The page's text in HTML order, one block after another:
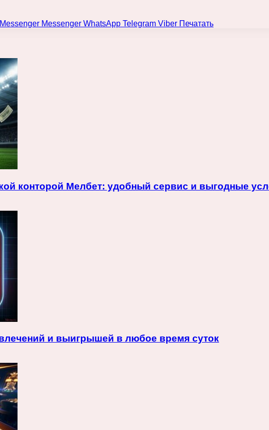
Messenger Messenger WhatsApp Telegram Viber Печатать
конторой Мелбет: удобный сервис и выгодные
и выигрышей в любое время суток